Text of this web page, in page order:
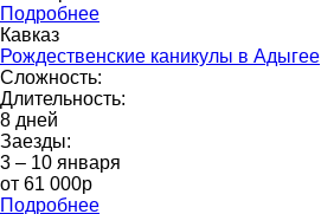
Подробнее
Кавказ
Рождественские каникулы в Адыгее
Сложность:
Длительность:
8 дней
Заезды:
3 – 10 января
от 61 000p
Подробнее